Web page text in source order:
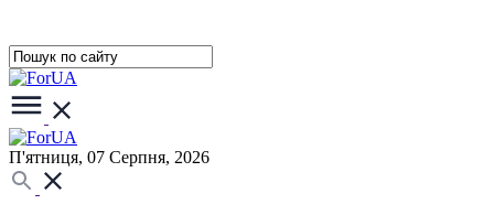
П'ятниця, 07 Серпня, 2026